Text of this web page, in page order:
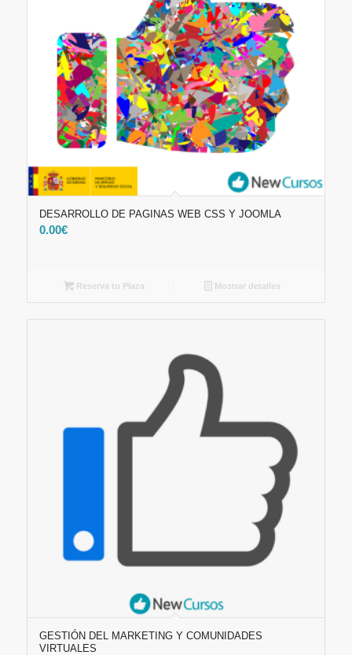
DESARROLLO DE PAGINAS WEB CSS Y JOOMLA
0.00€
Reserva tu Plaza Mostrar detalles
GESTIÓN DEL MARKETING Y COMUNIDADES
VIRTUALES